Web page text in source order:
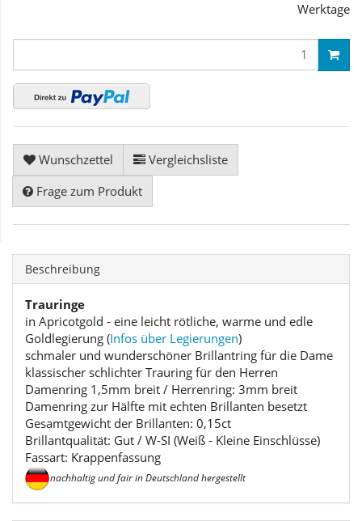
Werktage
Wunschzettel
Vergleichsliste
Frage zum Produkt
Beschreibung
Trauringe
in Apricotgold - eine leicht rötliche, warme und edle
Goldlegierung (Infos über Legierungen)
schmaler und wunderschöner Brillantring für die Dame
klassischer schlichter Trauring für den Herren
Damenring 1,5mm breit / Herrenring: 3mm breit
Damenring zur Hälfte mit echten Brillanten besetzt
Gesamtgewicht der Brillanten: 0,15ct
Brillantqualität: Gut / W-SI (Weiß - Kleine Einschlüsse)
Fassart: Krappenfassung
nachhaltig und fair in Deutschland hergestellt